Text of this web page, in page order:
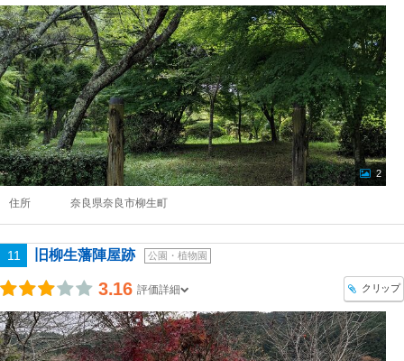
2
住所 奈良県奈良市柳生町
11 旧柳生藩陣屋跡 公園・植物園
3.16 評価詳細 クリップ